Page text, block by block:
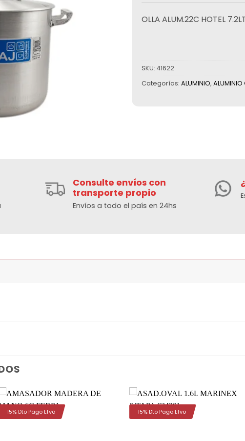
OLLA ALUM.22C HOTEL
SKU: 41622
Categorías: ALUMINIO,
Consulte envíos con
transporte propio
Envíos a todo el país en 24hs
15% Dto Pago Efvo 15% Dto Pago Efvo